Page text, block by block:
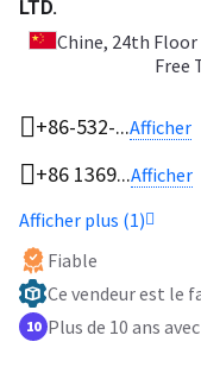
LTD.
Chine, 24th
Free
+86-532-...Afficher
+86 1369...Afficher
Afficher plus (1)
Fiable
Ce vendeur est le
10 Plus de 10 ans